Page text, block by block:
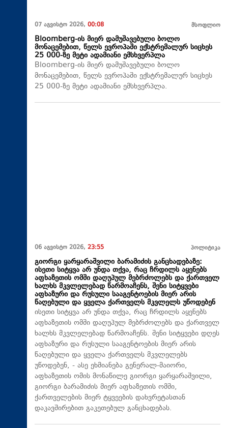
07 აგვისტო 2026, 00:08 მსოფლიო
Bloomberg-ის მიერ დამუშავებული ბოლო
მონაცემებით, წელს ევროპაში ექსტრემალურ სიცხეს
25 000-ზე მეტი ადამიანი ემსხვერპლა
Bloomberg-ის მიერ დამუშავებული ბოლო
მონაცემებით, წელს ევროპაში ექსტრემალურ სიცხეს
25 000-ზე მეტი ადამიანი ემსხვერპლა.
06 აგვისტო 2026, 23:55 პოლიტიკა
გიორგი ყარყარაშვილი ბარამიძის განცხადებაზე:
ისეთი სიტყვა არ უნდა თქვა, რაც ჩრდილს აყენებს
აფხაზეთის ომში დაღუპულ მებრძოლებს და ქართველ
ხალხს მკვლელებად წარმოაჩენს, შენი სიტყვები
აფხაზური და რუსული სააგენტოების მიერ არის
წაღებული და ყველა ქართველს მკვლელს უწოდებენ
ისეთი სიტყვა არ უნდა თქვა, რაც ჩრდილს აყენებს
აფხაზეთის ომში დაღუპულ მებრძოლებს და ქართველ
ხალხს მკვლელებად წარმოაჩენს. შენი სიტყვები დღეს
აფხაზური და რუსული სააგენტოების მიერ არის
წაღებული და ყველა ქართველს მკვლელებს
უწოდებენ, - ასე ეხმიანება გენერალ-მაიორი,
აფხაზეთის ომის მონაწილე გიორგი ყარყარაშვილი,
გიორგი ბარამიძის მიერ აფხაზეთის ომში,
ქართველების მიერ ტყვეების დახვრეტასთან
დაკავშირებით გაკეთებულ განცხადებას.